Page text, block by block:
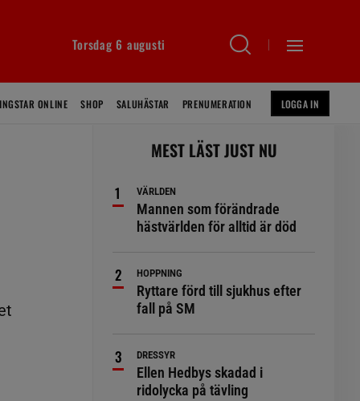
Torsdag 6 augusti
ONLINE SHOP SALUHÄSTAR PRENUMERATION LOGGA IN
MEST LÄST JUST NU
VÄRLDEN
Mannen som förändrade
hästvärlden för alltid är död
HOPPNING
Ryttare förd till sjukhus efter
fall på SM
DRESSYR
Ellen Hedbys skadad i
ridolycka på tävling